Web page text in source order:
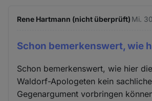
Rene Hartmann (nicht überprüft) Mi.
Schon bemerkenswert, wie
Schon bemerkenswert, wie hier
Waldorf-Apologeten kein
Gegenargument vorbringen